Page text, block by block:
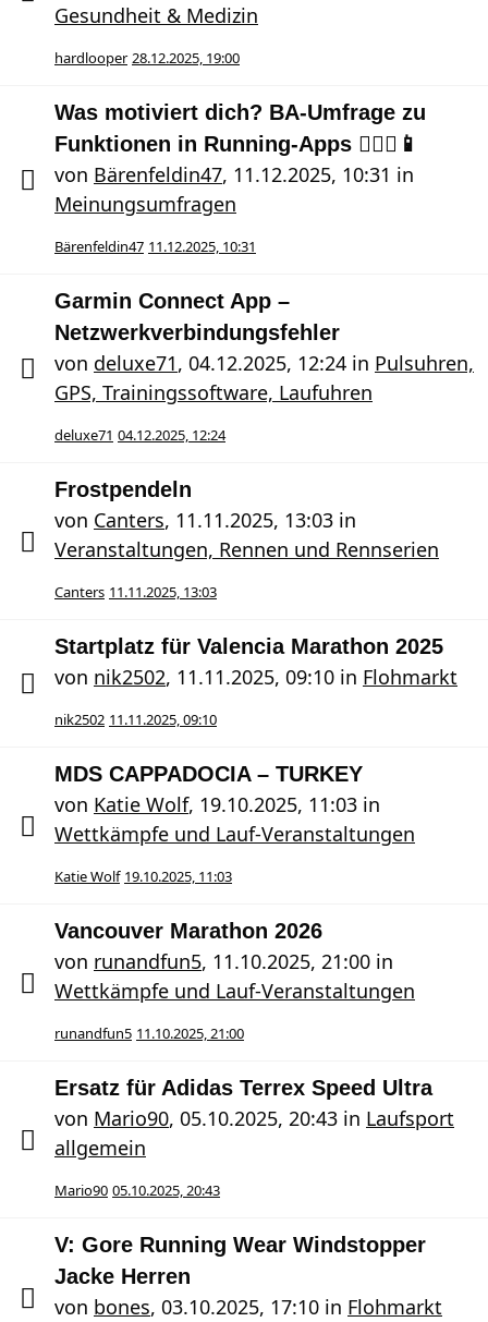
Gesundheit & Medizin
hardlooper 28.12.2025, 19:00
Was motiviert dich? BA-Umfrage zu
Funktionen in Running-Apps 🏃🏻‍♀️📱
von Bärenfeldin47, 11.12.2025, 10:31 in
Meinungsumfragen
Bärenfeldin47 11.12.2025, 10:31
Garmin Connect App –
Netzwerkverbindungsfehler
von deluxe71, 04.12.2025, 12:24 in Pulsuhren,
GPS, Trainingssoftware, Laufuhren
deluxe71 04.12.2025, 12:24
Frostpendeln
von Canters, 11.11.2025, 13:03 in
Veranstaltungen, Rennen und Rennserien
Canters 11.11.2025, 13:03
Startplatz für Valencia Marathon 2025
von nik2502, 11.11.2025, 09:10 in Flohmarkt
nik2502 11.11.2025, 09:10
MDS CAPPADOCIA – TURKEY
von Katie Wolf, 19.10.2025, 11:03 in
Wettkämpfe und Lauf-Veranstaltungen
Katie Wolf 19.10.2025, 11:03
Vancouver Marathon 2026
von runandfun5, 11.10.2025, 21:00 in
Wettkämpfe und Lauf-Veranstaltungen
runandfun5 11.10.2025, 21:00
Ersatz für Adidas Terrex Speed Ultra
von Mario90, 05.10.2025, 20:43 in Laufsport
allgemein
Mario90 05.10.2025, 20:43
V: Gore Running Wear Windstopper
Jacke Herren
von bones, 03.10.2025, 17:10 in Flohmarkt